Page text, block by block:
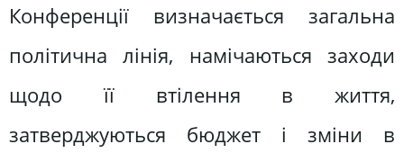
Конференції визначається загальна
політична лінія, намічаються заходи
щодо її втілення в життя,
затверджуються бюджет і зміни в